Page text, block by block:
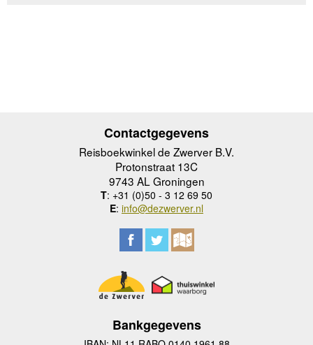
Contactgegevens
Reisboekwinkel de Zwerver B.V.
Protonstraat 13C
9743 AL Groningen
T: +31 (0)50 - 3 12 69 50
E: info@dezwerver.nl
Bankgegevens